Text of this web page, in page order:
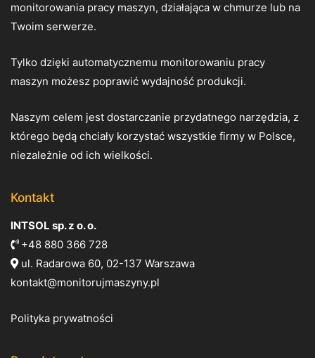
monitorowania pracy maszyn, działająca w chmurze lub na
Twoim serwerze.
Tylko dzięki automatycznemu monitorowaniu pracy
maszyn możesz poprawić wydajność produkcji.
Naszym celem jest dostarczanie przydatnego narzędzia, z
którego będą chciały korzystać wszystkie firmy w Polsce,
niezależnie od ich wielkości.
Kontakt
INTSOL sp. z o. o.
+48 880 366 728
ul. Radarowa 60, 02-137 Warszawa
kontakt@monitorujmaszyny.pl
Polityka prywatności